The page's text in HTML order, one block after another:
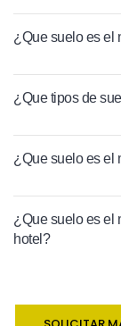
¿Que suelo es el
¿Que tipos de
¿Que suelo es el
¿Que suelo es el
hotel?